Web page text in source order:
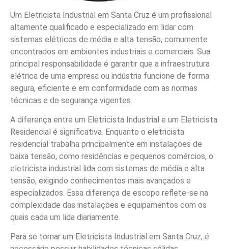
Um Eletricista Industrial em Santa Cruz é um profissional
altamente qualificado e especializado em lidar com
sistemas elétricos de média e alta tensão, comumente
encontrados em ambientes industriais e comerciais. Sua
principal responsabilidade é garantir que a infraestrutura
elétrica de uma empresa ou indústria funcione de forma
segura, eficiente e em conformidade com as normas
técnicas e de segurança vigentes.
A diferença entre um Eletricista Industrial e um Eletricista
Residencial é significativa. Enquanto o eletricista
residencial trabalha principalmente em instalações de
baixa tensão, como residências e pequenos comércios, o
eletricista industrial lida com sistemas de média e alta
tensão, exigindo conhecimentos mais avançados e
especializados. Essa diferença de escopo reflete-se na
complexidade das instalações e equipamentos com os
quais cada um lida diariamente.
Para se tornar um Eletricista Industrial em Santa Cruz, é